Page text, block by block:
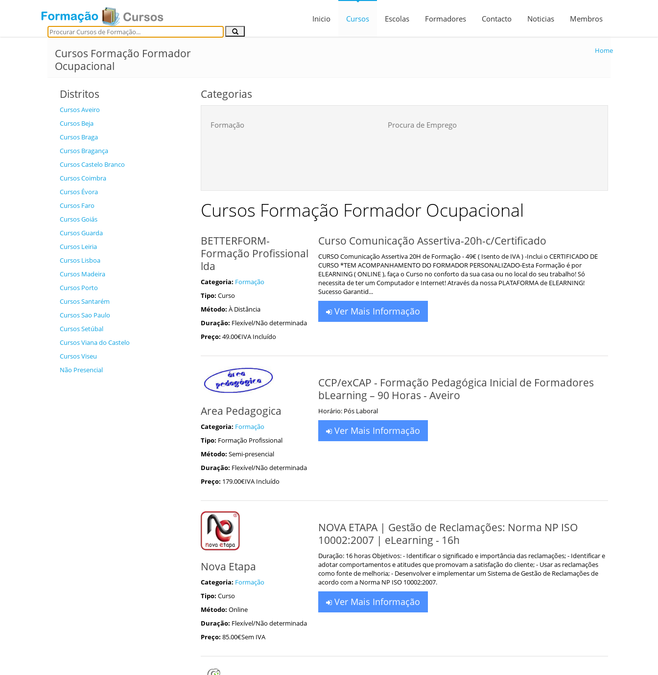
Inicio Cursos Escolas Formadores Contacto Noticias Membros
Cursos Formação Formador
Ocupacional
Home
Distritos
Cursos Aveiro
Cursos Beja
Cursos Braga
Cursos Bragança
Cursos Castelo Branco
Cursos Coimbra
Cursos Évora
Cursos Faro
Cursos Goiás
Cursos Guarda
Cursos Leiria
Cursos Lisboa
Cursos Madeira
Cursos Porto
Cursos Santarém
Cursos Sao Paulo
Cursos Setúbal
Cursos Viana do Castelo
Cursos Viseu
Não Presencial
Categorias
Formação Procura de Emprego
Cursos Formação Formador Ocupacional
BETTERFORM-
Formação Profissional
lda
Categoria: Formação
Tipo: Curso
Método: À Distância
Duração: Flexível/Não determinada
Preço: 49.00€IVA Incluído
Curso Comunicação Assertiva-20h-c/Certificado
CURSO Comunicação Assertiva 20H de Formação - 49€ ( Isento de IVA ) -Inclui o CERTIFICADO DE
CURSO *TEM ACOMPANHAMENTO DO FORMADOR PERSONALIZADO-Esta Formação é por
ELEARNING ( ONLINE ), faça o Curso no conforto da sua casa ou no local do seu trabalho! Só
necessita de ter um Computador e Internet! Através da nossa PLATAFORMA de ELEARNING!
Sucesso Garantid...
Ver Mais Informação
Area Pedagogica
Categoria: Formação
Tipo: Formação Profissional
Método: Semi-presencial
Duração: Flexível/Não determinada
Preço: 179.00€IVA Incluído
CCP/exCAP - Formação Pedagógica Inicial de Formadores
bLearning – 90 Horas - Aveiro
Horário: Pós Laboral
Ver Mais Informação
Nova Etapa
Categoria: Formação
Tipo: Curso
Método: Online
Duração: Flexível/Não determinada
Preço: 85.00€Sem IVA
NOVA ETAPA | Gestão de Reclamações: Norma NP ISO
10002:2007 | eLearning - 16h
Duração: 16 horas Objetivos: - Identificar o significado e importância das reclamações; - Identificar e
adotar comportamentos e atitudes que promovam a satisfação do cliente; - Usar as reclamações
como fonte de melhoria; - Desenvolver e implementar um Sistema de Gestão de Reclamações de
acordo com a Norma NP ISO 10002:2007.
Ver Mais Informação